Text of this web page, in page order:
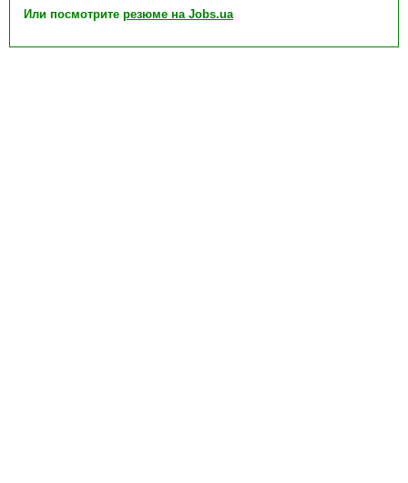
Или посмотрите резюме на Jobs.ua